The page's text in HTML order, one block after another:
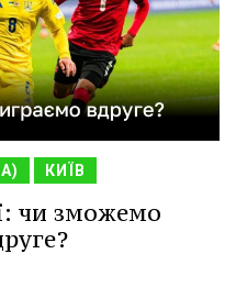
КИЇВ
чи зможемо